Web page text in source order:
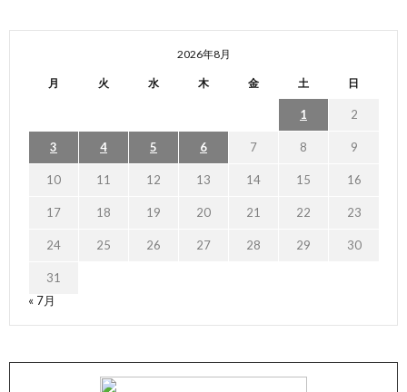
2026年8月
月 火 水 木 金 土 日
1 2
3 4 5 6 7 8 9
10 11 12 13 14 15 16
17 18 19 20 21 22 23
24 25 26 27 28 29 30
31
« 7月